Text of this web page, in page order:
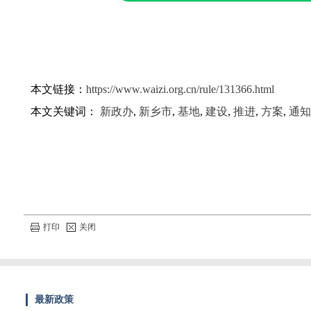
本文链接： https://www.waizi.org.cn/rule/131366.html
本文关键词： 新政办, 新乡市, 基地, 建设, 推进, 方案, 通知
打印 关闭
最新政策